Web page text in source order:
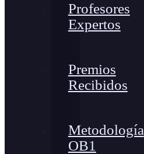
Profesores
Expertos
Premios
Recibidos
Metodología
OB1